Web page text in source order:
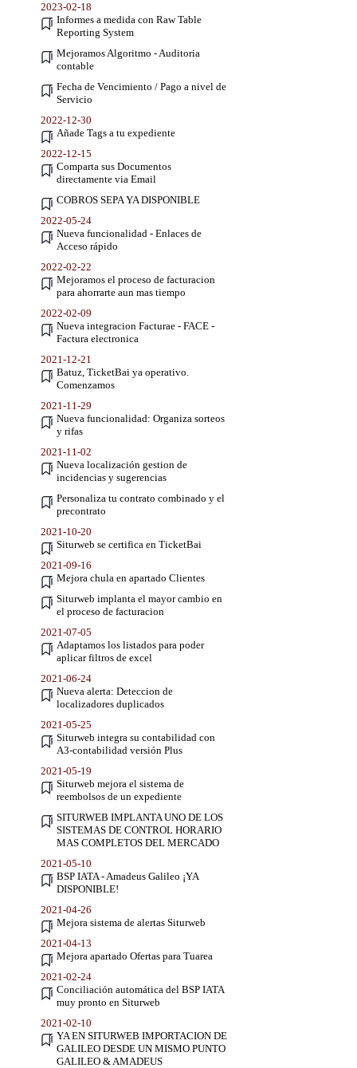
2023-02-18
Informes a medida con Raw Table
Reporting System
Mejoramos Algoritmo - Auditoria
contable
Fecha de Vencimiento / Pago a nivel de
Servicio
2022-12-30
Añade Tags a tu expediente
2022-12-15
Comparta sus Documentos
directamente via Email
COBROS SEPA YA DISPONIBLE
2022-05-24
Nueva funcionalidad - Enlaces de
Acceso rápido
2022-02-22
Mejoramos el proceso de facturacion
para ahorrarte aun mas tiempo
2022-02-09
Nueva integracion Facturae - FACE -
Factura electronica
2021-12-21
Batuz, TicketBai ya operativo.
Comenzamos
2021-11-29
Nueva funcionalidad: Organiza sorteos
y rifas
2021-11-02
Nueva localización gestion de
incidencias y sugerencias
Personaliza tu contrato combinado y el
precontrato
2021-10-20
Siturweb se certifica en TicketBai
2021-09-16
Mejora chula en apartado Clientes
Siturweb implanta el mayor cambio en
el proceso de facturacion
2021-07-05
Adaptamos los listados para poder
aplicar filtros de excel
2021-06-24
Nueva alerta: Deteccion de
localizadores duplicados
2021-05-25
Siturweb integra su contabilidad con
A3-contabilidad versión Plus
2021-05-19
Siturweb mejora el sistema de
reembolsos de un expediente
SITURWEB IMPLANTA UNO DE LOS
SISTEMAS DE CONTROL HORARIO
MAS COMPLETOS DEL MERCADO
2021-05-10
BSP IATA - Amadeus Galileo ¡YA
DISPONIBLE!
2021-04-26
Mejora sistema de alertas Siturweb
2021-04-13
Mejora apartado Ofertas para Tuarea
2021-02-24
Conciliación automática del BSP IATA
muy pronto en Siturweb
2021-02-10
YA EN SITURWEB IMPORTACION DE
GALILEO DESDE UN MISMO PUNTO
GALILEO & AMADEUS